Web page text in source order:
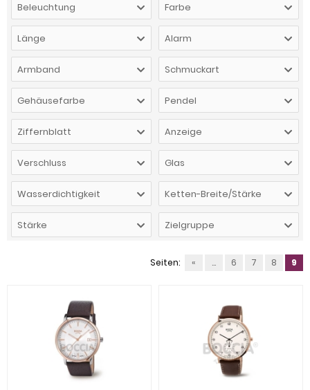
Beleuchtung Farbe
Länge Alarm
Armband Schmuckart
Gehäusefarbe Pendel
Ziffernblatt Anzeige
Verschluss Glas
Wasserdichtigkeit Ketten-Breite/Stärke
Stärke Zielgruppe
Seiten: « ... 6 7 8 9